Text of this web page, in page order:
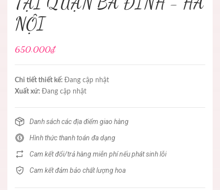
NỘI
650.000₫
Chi tiết thiết kế: Đang cập nhật
Xuất xứ: Đang cập nhật
Danh sách các địa điểm giao hàng
Hình thức thanh toán đa dạng
Cam kết đổi/trả hàng miễn phí nếu phát sinh lỗi
Cam kết đảm bảo chất lượng hoa